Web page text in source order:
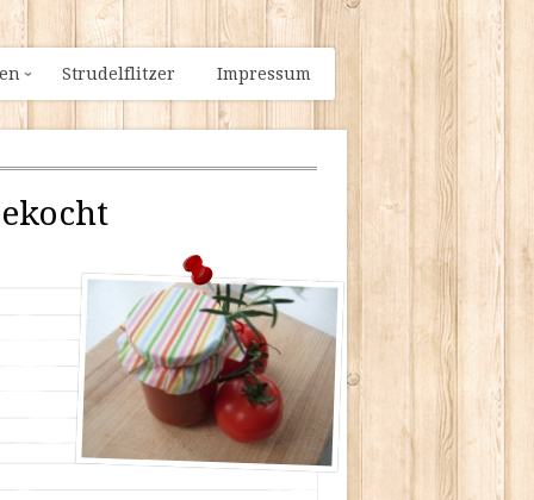
Strudelflitzer Impressum